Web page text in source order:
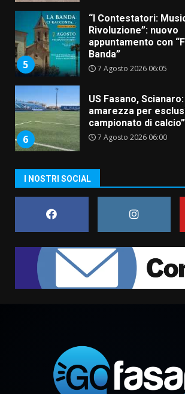
5
“I Contestatori:
Rivoluzione”: nuovo
appuntamento con
Banda”
7 Agosto 2026 06:05
6
US Fasano,
amarezza per
campionato di calcio”
7 Agosto 2026 06:00
Fasanese ferito a
1
Serie D, l’Us Fasano
conferma di voler
ottenere l’iscrizione
8 Agosto 2026 19:55
Savelletri
8 Agosto 2026 11:00
I NOSTRI SOCIAL